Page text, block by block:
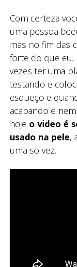
Com certeza
uma pessoa
mas no fim das
forte do que eu,
vezes ter uma
testando e
esqueço e
acabando e
hoje o video é
usado na pele,
uma só vez.